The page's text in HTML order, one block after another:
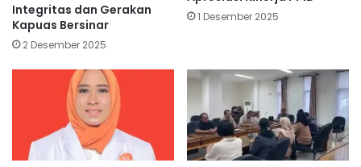
Integritas dan Gerakan
Kapuas Bersinar
2 Desember 2025
1 Desember 2025